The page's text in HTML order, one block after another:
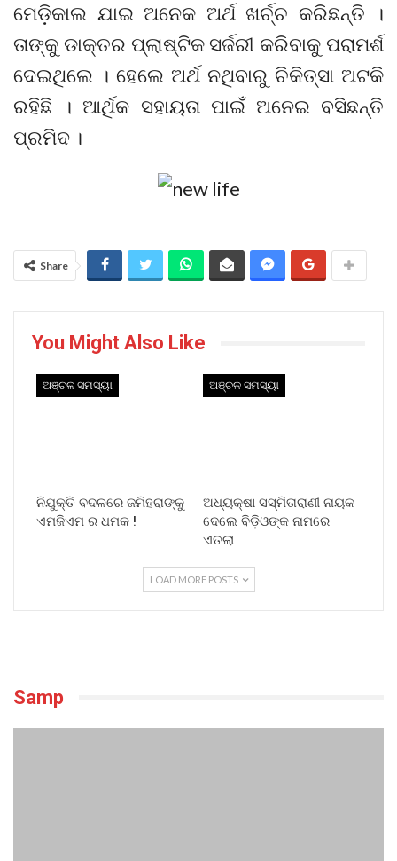
ମେଡ଼ିକାଲ ଯାଇ ଅନେକ ଅର୍ଥ ଖର୍ଚ୍ଚ କରିଛନ୍ତି ।
ତାଙ୍କୁ ଡାକ୍ତର ପ୍ଲାଷ୍ଟିକ ସର୍ଜରୀ କରିବାକୁ ପରାମର୍ଶ
ଦେଇଥିଲେ । ହେଲେ ଅର୍ଥ ନଥିବାରୁ ଚିକିତ୍ସା ଅଟକି
ରହିଛି । ଆର୍ଥିକ ସହାୟତା ପାଇଁ ଅନେଇ ବସିଛନ୍ତି
ପ୍ରମିଦ ।
Share
You Might Also Like
ଅଞ୍ଚଳ ସମସ୍ୟା
ନିଯୁକ୍ତି ବଦଳରେ ଜମିହରାଙ୍କୁ
ଏମଜିଏମ ର ଧମକ !
ଅଞ୍ଚଳ ସମସ୍ୟା
ଅଧ୍ୟକ୍ଷା ସସ୍ମିତାରାଣୀ ନାୟକ
ଦେଲେ ବିଡ଼ିଓଙ୍କ ନାମରେ
ଏତଲା
LOAD MORE POSTS
Samp